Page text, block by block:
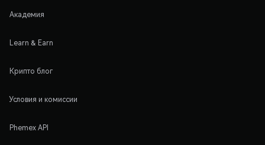
Академия
Learn & Earn
Крипто блог
Условия и комиссии
Phemex API